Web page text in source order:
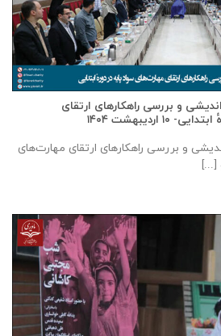
و بررسی راهکارهای ارتقای
۱۴۰۴
و بررسی راهکارهای ارتقای مهارت‌های
[...]